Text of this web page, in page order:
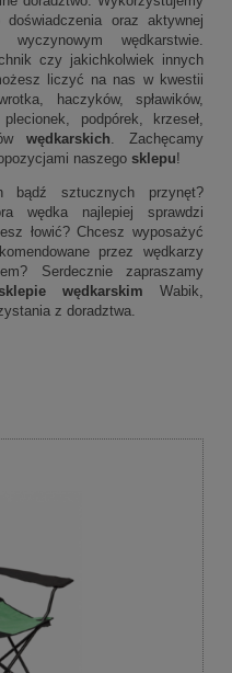
oraz aktywnej
wędkarstwie.
czy jakichkolwiek innych
liczyć na nas w kwestii
haczyków, spławików,
podpórek, krzeseł,
wędkarskich . Zachęcamy
naszego sklepu!
bądź sztucznych przynęt?
wędka najlepiej sprawdzi
łowić? Chcesz wyposażyć
przez wędkarzy
Serdecznie zapraszamy
wędkarskim Wabik,
z doradztwa.